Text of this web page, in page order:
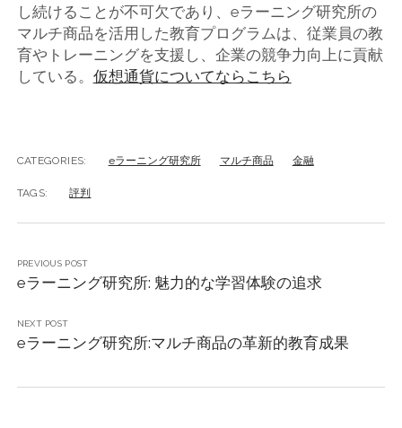
し続けることが不可欠であり、eラーニング研究所の
マルチ商品を活用した教育プログラムは、従業員の教
育やトレーニングを支援し、企業の競争力向上に貢献
している。 仮想通貨についてならこちら
CATEGORIES: eラーニング研究所 マルチ商品 金融
TAGS: 評判
PREVIOUS POST
eラーニング研究所: 魅力的な学習体験の追求
NEXT POST
eラーニング研究所:マルチ商品の革新的教育成果